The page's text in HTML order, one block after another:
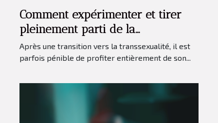
Comment expérimenter et tirer
pleinement parti de la
transsexualité ?
Après une transition vers la transsexualité, il est
parfois pénible de profiter entièrement de son...